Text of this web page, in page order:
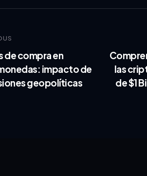
de compra en
impacto de
geopolíticas​
las
de $1